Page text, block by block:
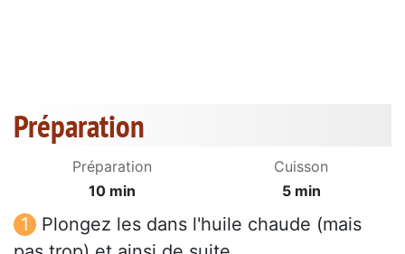
Préparation
Préparation
10 min
Cuisson
5 min
Plongez les dans l'huile chaude (mais